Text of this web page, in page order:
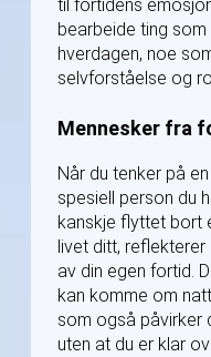
til fortidens
bearbeide ting
hverdagen, noe
selvforståelse og
Mennesker fra
Når du tenker på
spesiell person du
kanskje flyttet bort
livet ditt,
av din egen fortid.
kan komme om
som også påvirker
uten at du er klar